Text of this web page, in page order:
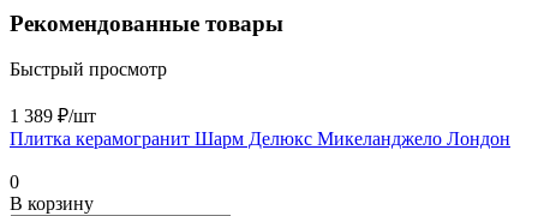
Рекомендованные товары
Быстрый просмотр
1 389 ₽/шт
Плитка керамогранит Шарм Делюкс Микеланджело Лондон
0
В корзину